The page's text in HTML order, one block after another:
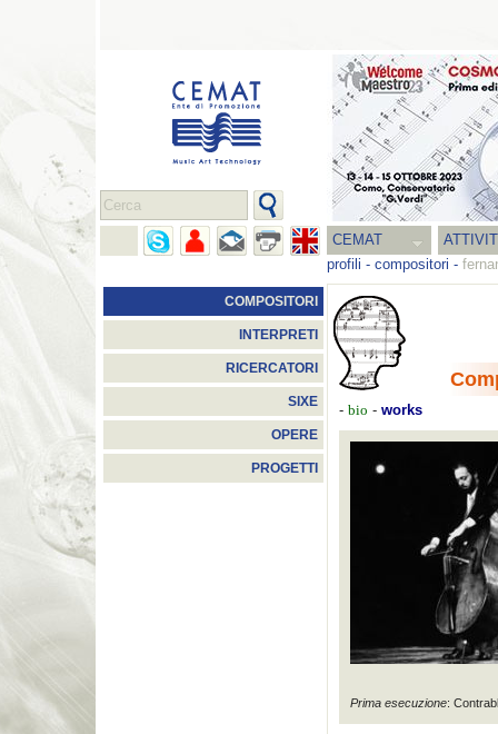
CEMAT
profili - compositori -
COMPOSITORI
INTERPRETI
RICERCATORI
SIXE
OPERE
PROGETTI
- bio - works
Prima esecuzione: